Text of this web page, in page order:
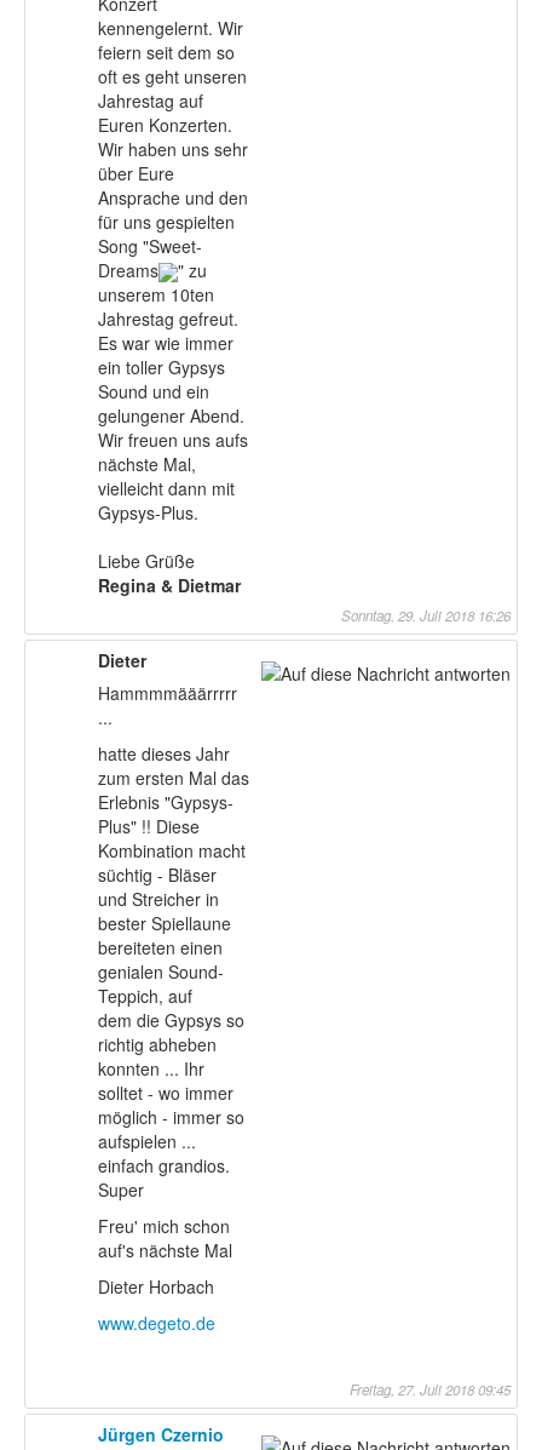
kennengelernt. Wir
feiern seit dem so
oft es geht unseren
Jahrestag auf
Euren Konzerten.
Wir haben uns sehr
über Eure
Ansprache und den
für uns gespielten
Song "Sweet-
Dreams
" zu
unserem 10ten
Jahrestag gefreut.
Es war wie immer
ein toller Gypsys
Sound und ein
gelungener Abend.
Wir freuen uns aufs
nächste Mal,
vielleicht dann mit
Gypsys-Plus.
Liebe Grüße
Regina & Dietmar
Sonntag, 29. Juli 2018 16:26
Dieter
Hammmmääärrrrr
...
hatte dieses Jahr
zum ersten Mal das
Erlebnis "Gypsys-
Plus" !! Diese
Kombination macht
süchtig - Bläser
und Streicher in
bester Spiellaune
bereiteten einen
genialen Sound-
Teppich, auf
dem die Gypsys so
richtig abheben
konnten ... Ihr
solltet - wo immer
möglich - immer so
aufspielen ...
einfach grandios.
Super
Freu' mich schon
auf's nächste Mal
Dieter Horbach
www.degeto.de
Freitag, 27. Juli 2018 09:45
Jürgen Czernio